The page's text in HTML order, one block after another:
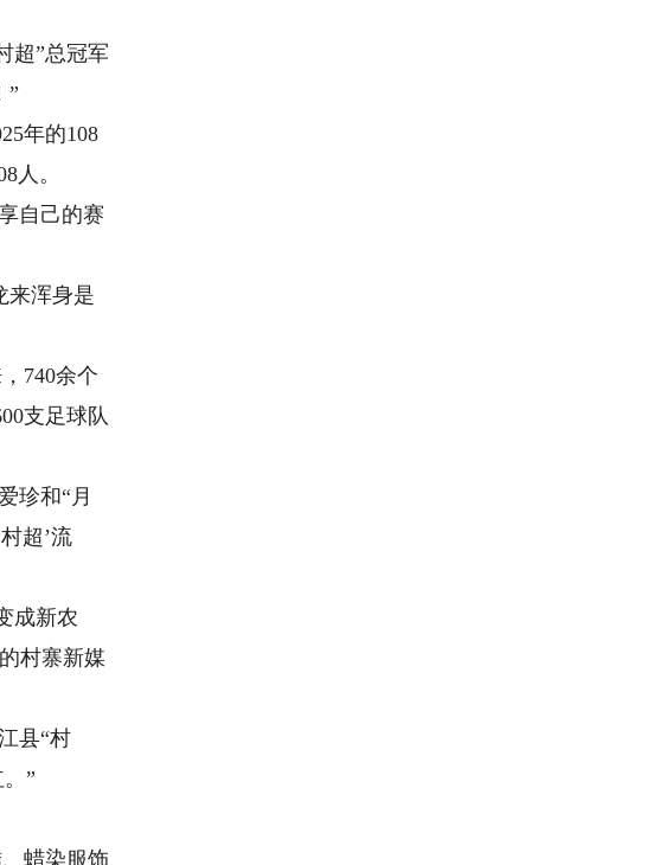
超”总冠军
”
年的108
人。
自己的赛
来浑身是
740余个
支足球队
珍和“月
超’流
成新农
村寨新媒
县“村
”
蜡染服饰